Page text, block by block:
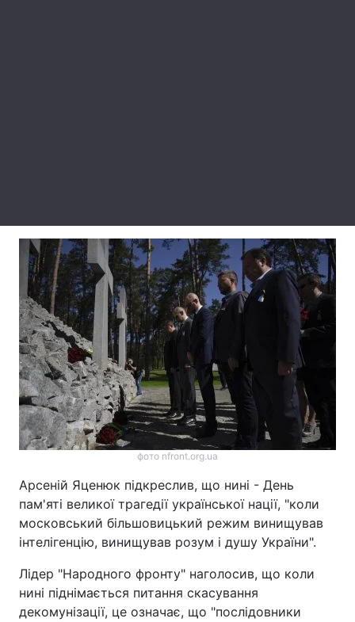
фото nfront.org.ua
Арсеній Яценюк підкреслив, що нині - День
пам'яті великої трагедії української нації, "коли
московський більшовицький режим винищував
інтелігенцію, винищував розум і душу України".
Лідер "Народного фронту" наголосив, що коли
нині піднімається питання скасування
декомунізації, це означає, що "послідовники